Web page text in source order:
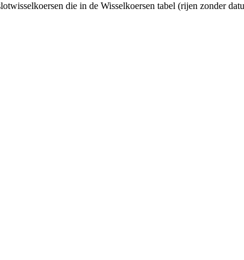
die in de Wisselkoersen tabel (rijen zonder